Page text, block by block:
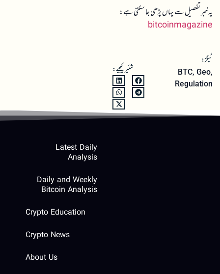
یہ خبر تفصیل سے یہاں پڑھی جا سکتی ہے:
bitcoinmagazine
ٹیگز:
BTC, Geo,
Regulation
شئیر کیجیے:
Latest Daily
Analysis
Daily and Weekly
Bitcoin Analysis
Crypto Education
Crypto News
About Us